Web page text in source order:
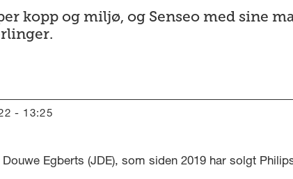
kopp og miljø, og Senseo med sine
- 13:25
Egberts (JDE), som siden 2019 har solgt